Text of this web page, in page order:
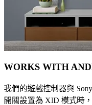
WORKS WITH
我們的遊戲控制器與
開關設置為 XID 模式時